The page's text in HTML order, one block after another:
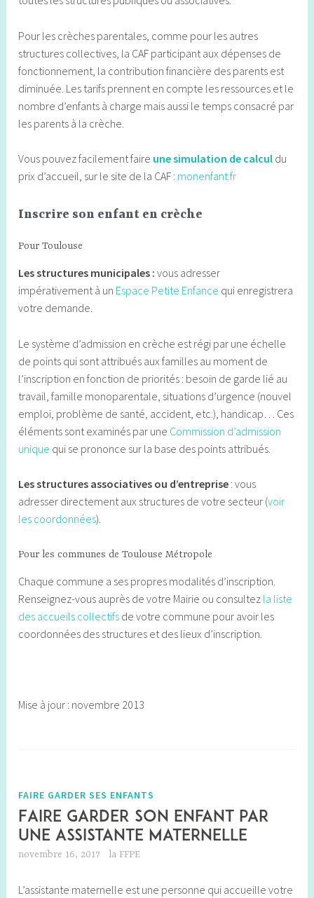
Pour les crèches parentales, comme pour les autres
structures collectives, la CAF participant aux dépenses de
fonctionnement, la contribution financière des parents est
diminuée. Les tarifs prennent en compte les ressources et le
nombre d’enfants à charge mais aussi le temps consacré par
les parents à la crèche.
Vous pouvez facilement faire une simulation de calcul du
prix d’accueil, sur le site de la CAF : monenfant.fr
Inscrire son enfant en crèche
Pour Toulouse
Les structures municipales : vous adresser
impérativement à un Espace Petite Enfance qui enregistrera
votre demande.
Le système d’admission en crèche est régi par une échelle
de points qui sont attribués aux familles au moment de
l’inscription en fonction de priorités : besoin de garde lié au
travail, famille monoparentale, situations d’urgence (nouvel
emploi, problème de santé, accident, etc.), handicap… Ces
éléments sont examinés par une Commission d’admission
unique qui se prononce sur la base des points attribués.
Les structures associatives ou d’entreprise : vous
adresser directement aux structures de votre secteur (voir
les coordonnées).
Pour les communes de Toulouse Métropole
Chaque commune a ses propres modalités d’inscription.
Renseignez-vous auprès de votre Mairie ou consultez la liste
des accueils collectifs de votre commune pour avoir les
coordonnées des structures et des lieux d’inscription.
Mise à jour : novembre 2013
FAIRE GARDER SES ENFANTS
Faire garder son enfant par
une assistante maternelle
novembre 16, 2017 la FFPE
L’assistante maternelle estune personne qui accueille votre